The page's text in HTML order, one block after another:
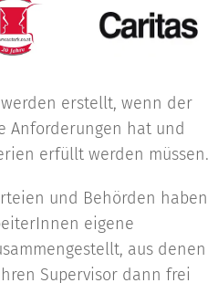
erstellt, wenn der
Anforderungen hat und
erfüllt werden müssen.
und Behörden haben
eigene
aus denen
Supervisor dann frei